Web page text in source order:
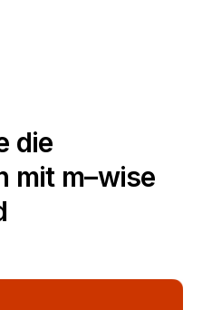
die
mit m–wise